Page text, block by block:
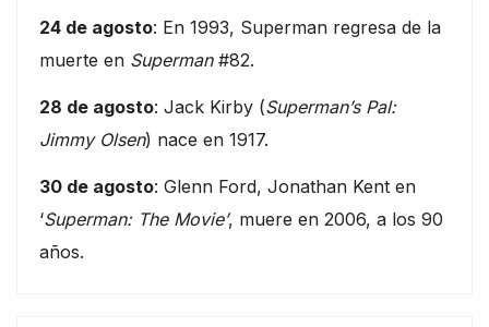
24 de agosto: En 1993, Superman regresa de la
muerte en Superman#82.
28 de agosto: Jack Kirby (Superman’s Pal:
Jimmy Olsen) nace en 1917.
30 de agosto: Glenn Ford, Jonathan Kent en
‘Superman: The Movie’, muere en 2006, a los 90
años.